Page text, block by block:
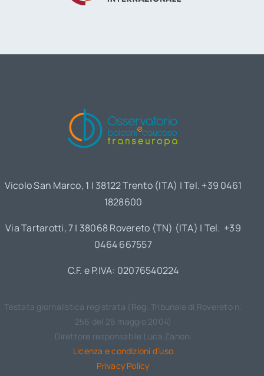
Vicolo San Marco, 1 | 38122 Trento (ITA) | Tel. +39 0461
1828600
Via Tartarotti, 7 | 38068 Rovereto (TN) (ITA) | Tel. +39
0464 667557
C.F. e P.IVA: 02076540224
Testata giornalistica registrata (Reg. Tribunale di Rovereto n.
256 del 26 maggio 2004)
Direttore responsabile Luca Zanoni
Licenza e condizioni d’uso
Privacy Policy